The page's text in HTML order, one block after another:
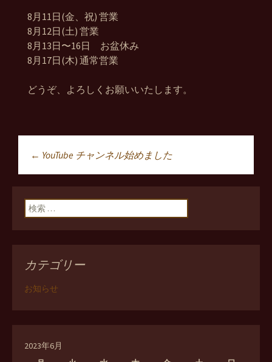
8月11日(金、祝) 営業
8月12日(土) 営業
8月13日〜16日 お盆休み
8月17日(木) 通常営業
どうぞ、よろしくお願いいたします。
投稿ナビゲーショ
ン
← YouTube チャンネル始めました
検索:
カテゴリー
お知らせ
2023年6月